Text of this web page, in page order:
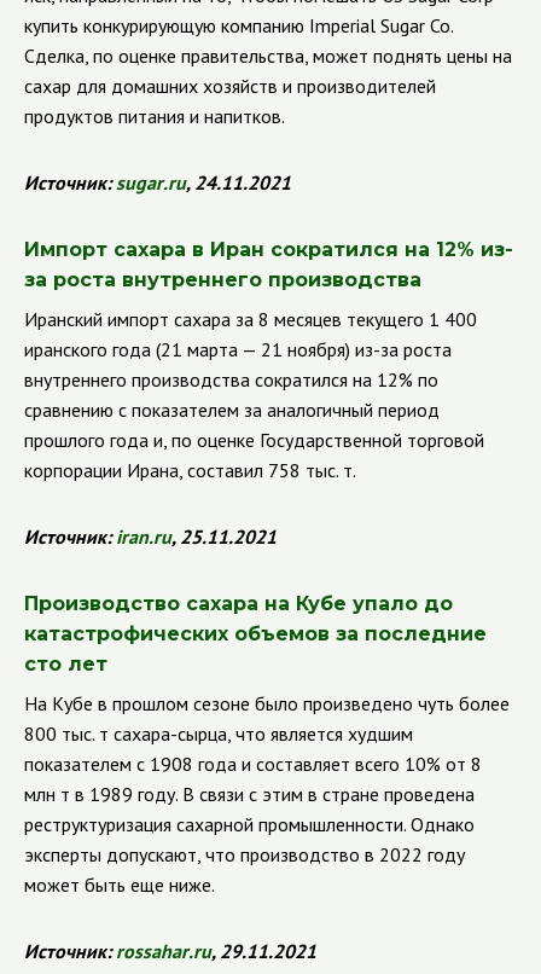
купить конкурирующую компанию Imperial Sugar Co.
Сделка, по оценке правительства, может поднять цены на
сахар для домашних хозяйств и производителей
продуктов питания и напитков.
Источник:sugar.ru, 24.11.2021
Импорт сахара в Иран сократился на 12% из-
за роста внутреннего производства
Иранский импорт сахара за 8 месяцев текущего 1 400
иранского года (21 марта — 21 ноября) из-за роста
внутреннего производства сократился на 12% по
сравнению с показателем за аналогичный период
прошлого года и, по оценке Государственной торговой
корпорации Ирана, составил 758 тыс. т.
Источник:iran.ru, 25.11.2021
Производство сахара на Кубе упало до
катастрофических объемов за последние
сто лет
На Кубе в прошлом сезоне было произведено чуть более
800 тыс. т сахара-сырца, что является худшим
показателем с 1908 года и составляет всего 10% от 8
млн т в 1989 году. В связи с этим в стране проведена
реструктуризация сахарной промышленности. Однако
эксперты допускают, что производство в 2022 году
может быть еще ниже.
Источник:rossahar.ru, 29.11.2021